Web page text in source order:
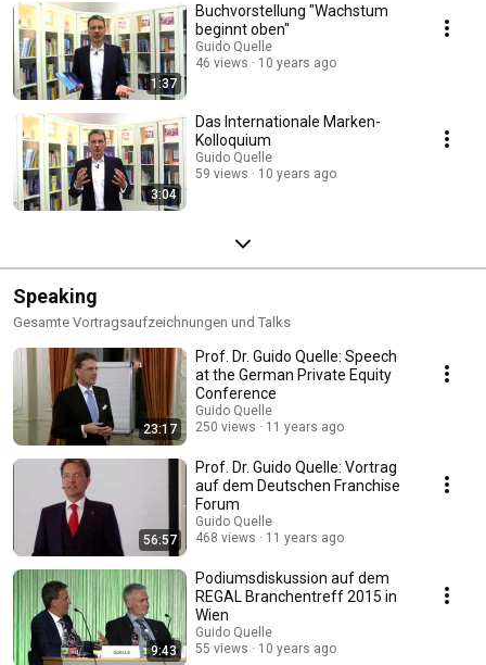
1:37
Buchvorstellung "Wachstum
beginnt oben"
Guido Quelle
46 views
10 years ago
3:04
Das Internationale Marken-
Kolloquium
Guido Quelle
59 views
10 years ago
Speaking
Gesamte Vortragsaufzeichnungen und Talks
23:17
Prof. Dr. Guido Quelle: Speech
at the German Private Equity
Conference
Guido Quelle
250 views
11 years ago
56:57
Prof. Dr. Guido Quelle: Vortrag
auf dem Deutschen Franchise
Forum
Guido Quelle
468 views
11 years ago
9:43
Podiumsdiskussion auf dem
REGAL Branchentreff 2015 in
Wien
Guido Quelle
55 views
10 years ago